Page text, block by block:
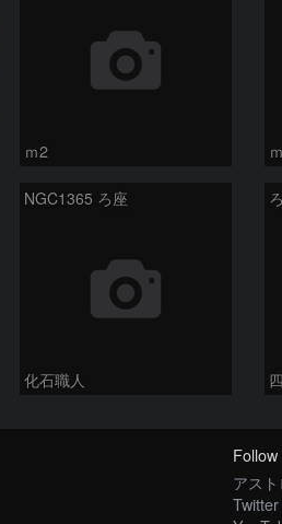
ｍ2
NGC1365 ろ座
化石職人
Follow
アス
Twitter